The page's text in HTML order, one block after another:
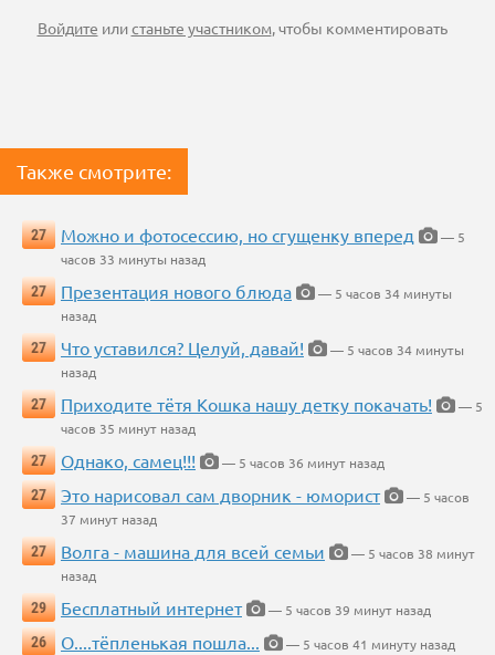
Войдите илистаньте участником, чтобы комментировать
Также смотрите:
27 Можно и фотосессию, но сгущенку вперед
— 5
часов 33 минуты назад
27
Презентация нового блюда
— 5 часов 34 минуты
назад
27
Что уставился? Целуй, давай!
— 5 часов 34 минуты
назад
27
Приходите тётя Кошка нашу детку покачать!
— 5
часов 35 минут назад
27
Однако, самец!!!
— 5 часов 36 минут назад
27
Это нарисовал сам дворник - юморист
— 5 часов
37 минут назад
27
Волга - машина для всей семьи
— 5 часов 38 минут
назад
29
Бесплатный интернет
— 5 часов 39 минут назад
26
О....тёпленькая пошла...
— 5 часов 41 минуту назад